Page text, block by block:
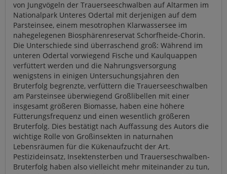
von Jungvögeln der Trauerseeschwalben auf Altarmen im
Nationalpark Unteres Odertal mit derjenigen auf dem
Parsteinsee, einem mesotrophen Klarwassersee im
nahegelegenen Biosphärenreservat Schorfheide-Chorin.
Die Unterschiede sind überraschend groß: Während im
unteren Odertal vorwiegend Fische und Kaulquappen
verfüttert werden und die Nahrungsversorgung
wenigstens in einigen Untersuchungsjahren den
Bruterfolg begrenzte, verfüttern die Trauerseeschwalben
am Parsteinsee überwiegend Großlibellen mit einer
insgesamt größeren Biomasse, haben eine höhere
Fütterungsfrequenz und einen wesentlich größeren
Bruterfolg. Dies bestätigt nach Auffassung des Autors die
wichtige Rolle von Großinsekten in naturnahen
Lebensräumen für die Kükenaufzucht der Art.
Pestizideinsatz, Insektensterben und Trauerseschwalben-
Bruterfolg haben also vielleicht mehr miteinander zu tun,